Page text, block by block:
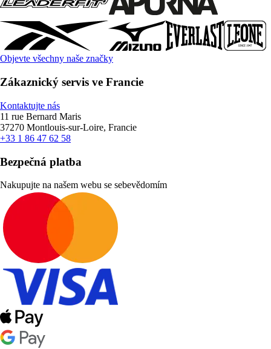
Objevte všechny naše značky
Zákaznický servis ve Francie
Kontaktujte nás
11 rue Bernard Maris
37270 Montlouis-sur-Loire, Francie
+33 1 86 47 62 58
Bezpečná platba
Nakupujte na našem webu se sebevědomím